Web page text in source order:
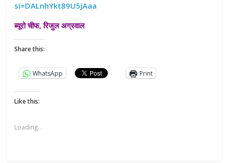
si=DALnhYkt89U5jAaa
ब्यूरो चीफ, रिजुल अग्रवाल
Share this:
WhatsApp Print
Like this:
Loading...